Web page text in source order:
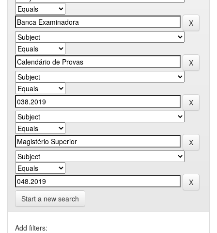
Start a new search
Add filters: